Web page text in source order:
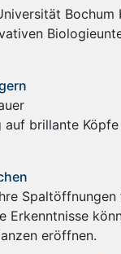
Bochum
brillante Köpfe
Erkenntnisse
eröffnen.